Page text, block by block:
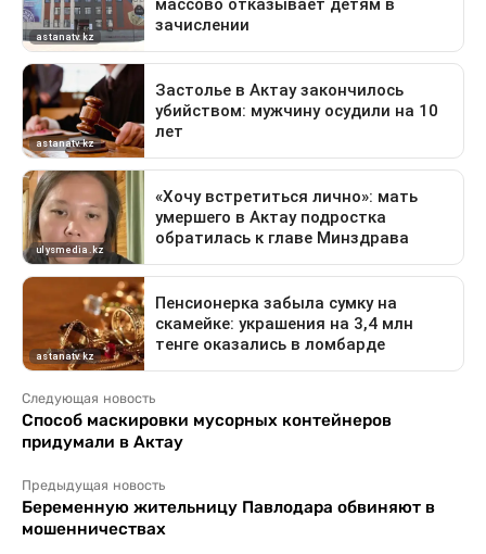
Следующая новость
Способ маскировки мусорных контейнеров
придумали в Актау
Предыдущая новость
Беременную жительницу Павлодара обвиняют в
мошенничествах